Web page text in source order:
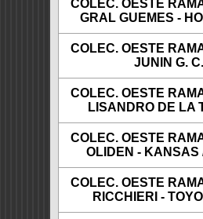
COLEC. OESTE
GRAL GUEMES -
COLEC. OESTE
JUNIN G. C.
COLEC. OESTE
LISANDRO DE LA
COLEC. OESTE
OLIDEN - KANSAS
COLEC. OESTE
RICCHIERI -